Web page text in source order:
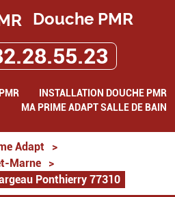
Douche PMR
INSTALLATION DOUCHE PMR
MA PRIME ADAPT SALLE DE BAIN
Adapt
>
Marne
>
Ponthierry 77310